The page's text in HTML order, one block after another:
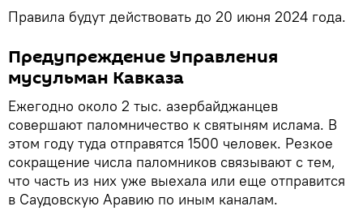
Правила будут действовать до 20 июня 2024 года.
Предупреждение Управления
мусульман Кавказа
Ежегодно около 2 тыс. азербайджанцев
совершают паломничество к святыням ислама. В
этом году туда отправятся 1500 человек. Резкое
сокращение числа паломников связывают с тем,
что часть из них уже выехала или еще отправится
в Саудовскую Аравию по иным каналам.